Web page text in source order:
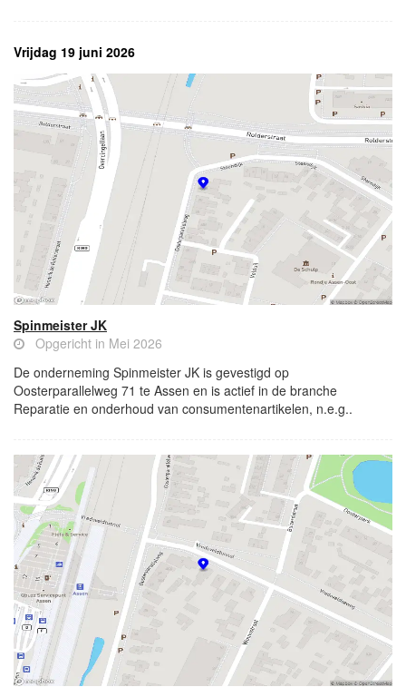
Vrijdag 19 juni 2026
Spinmeister JK
Opgericht in Mei 2026
De onderneming Spinmeister JK is gevestigd op
Oosterparallelweg 71 te Assen en is actief in de branche
Reparatie en onderhoud van consumentenartikelen, n.e.g..